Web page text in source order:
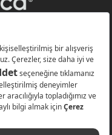
zekâ (AI) ile üretilmiştir.
Tüm hakları saklıdır.